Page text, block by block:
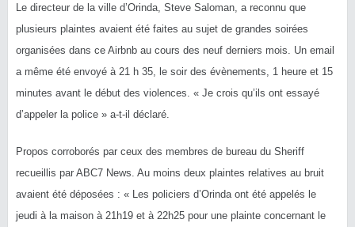
Le directeur de la ville d’Orinda, Steve Saloman, a reconnu que
plusieurs plaintes avaient été faites au sujet de grandes soirées
organisées dans ce Airbnb au cours des neuf derniers mois. Un email
a même été envoyé à 21 h 35, le soir des évènements, 1 heure et 15
minutes avant le début des violences. « Je crois qu’ils ont essayé
d’appeler la police » a-t-il déclaré.
Propos corroborés par ceux des membres de bureau du Sheriff
recueillis par ABC7 News. Au moins deux plaintes relatives au bruit
avaient été déposées : « Les policiers d’Orinda ont été appelés le
jeudi à la maison à 21h19 et à 22h25 pour une plainte concernant le